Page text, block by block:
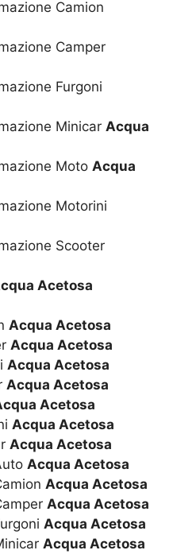
Camion
Camper
Furgoni
Minicar Acqua
Moto Acqua
Motorini
Scooter
Acetosa
Acqua Acetosa
Acqua Acetosa
Acqua Acetosa
Acqua Acetosa
Acetosa
Acqua Acetosa
Acqua Acetosa
Acqua Acetosa
Acqua Acetosa
Acqua Acetosa
Acqua Acetosa
Acqua Acetosa